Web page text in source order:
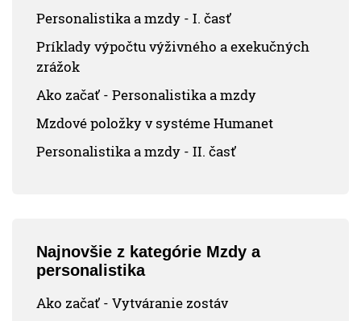
Personalistika a mzdy - I. časť
Príklady výpočtu výživného a exekučných
zrážok
Ako začať - Personalistika a mzdy
Mzdové položky v systéme Humanet
Personalistika a mzdy - II. časť
Najnovšie z kategórie Mzdy a
personalistika
Ako začať - Vytváranie zostáv